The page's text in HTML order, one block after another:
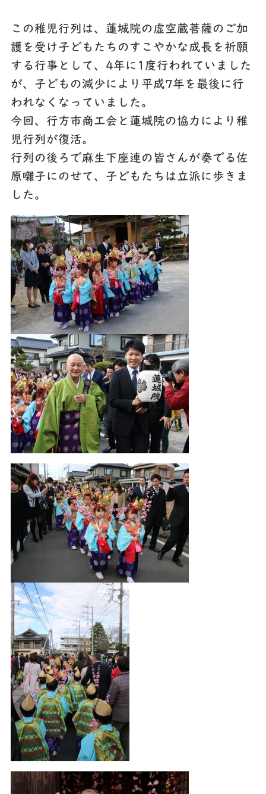
この稚児行列は、蓮城院の虚空蔵菩薩のご加
護を受け子どもたちのすこやかな成長を祈願
する行事として、4年に1度行われていました
が、子どもの減少により平成7年を最後に行
われなくなっていました。
今回、行方市商工会と蓮城院の協力により稚
児行列が復活。
行列の後ろで麻生下座連の皆さんが奏でる佐
原囃子にのせて、子どもたちは立派に歩きま
した。